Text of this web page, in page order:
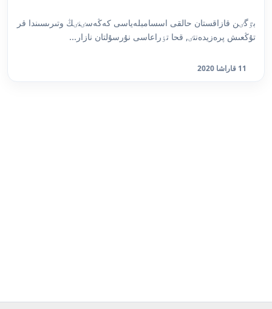
بٷگٸن قازاقستان حالقى اسسامبلەياسى كەڭەسٸنٸڭ وتىرىسىندا قر
تۇڭعىش پرەزيدەنتٸ, قحا تٶراعاسى نۇرسۇلتان نازار...
11 قاراشا 2020